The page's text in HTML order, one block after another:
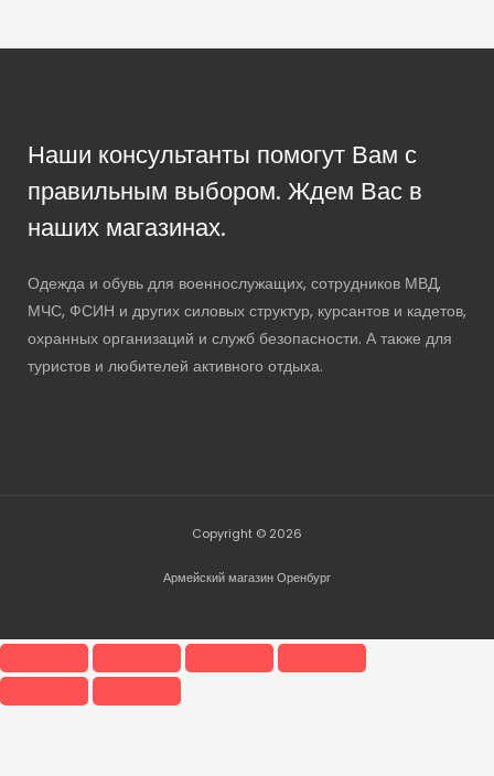
Наши консультанты помогут Вам с
правильным выбором. Ждем Вас в
наших магазинах.
Одежда и обувь для военнослужащих, сотрудников МВД,
МЧС, ФСИН и других силовых структур, курсантов и кадетов,
охранных организаций и служб безопасности. А также для
туристов и любителей активного отдыха.
Copyright © 2026
Армейский магазин Оренбург